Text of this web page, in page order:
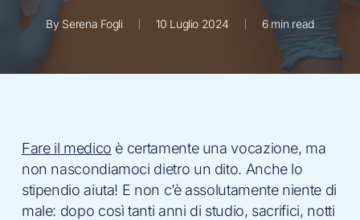
By Serena Fogli 10 Luglio 2024 6 min read
Fare il medico è certamente una vocazione, ma
non nascondiamoci dietro un dito. Anche lo
stipendio aiuta! E non c’è assolutamente niente di
male: dopo così tanti anni di studio, sacrifici, notti